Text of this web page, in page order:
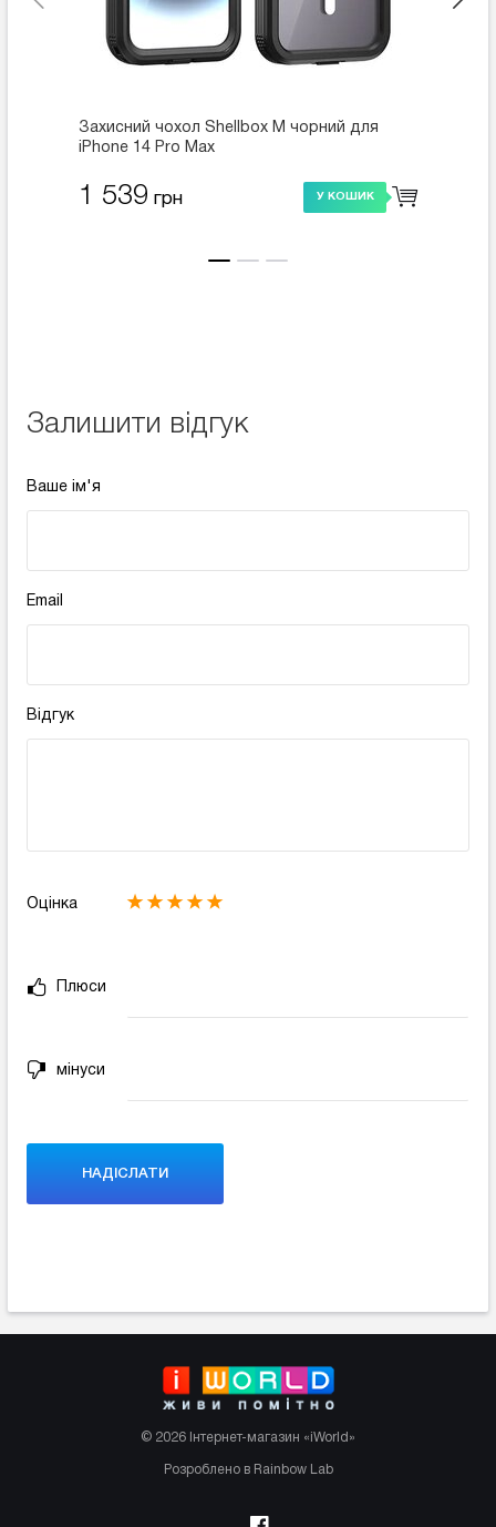
Захисний чохол Shellbox M чорний для
iPhone 14 Pro Max
1 539 грн У КОШИК
Залишити відгук
Ваше ім'я
Email
Відгук
Оцінка
Плюси
мінуси
© 2026 Інтернет-магазин «iWorld»
Розроблено в Rainbow Lab